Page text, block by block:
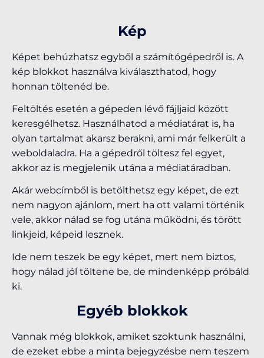
Kép
Képet behúzhatsz egyből a számítógépedről is. A
kép blokkot használva kiválaszthatod, hogy
honnan töltenéd be.
Feltöltés esetén a gépeden lévő fájljaid között
keresgélhetsz. Használhatod a médiatárat is, ha
olyan tartalmat akarsz berakni, ami már felkerült a
weboldaladra. Ha a gépedről töltesz fel egyet,
akkor az is megjelenik utána a médiatáradban.
Akár webcímből is betölthetsz egy képet, de ezt
nem nagyon ajánlom, mert ha ott valami történik
vele, akkor nálad se fog utána működni, és törött
linkjeid, képeid lesznek.
Ide nem teszek be egy képet, mert nem biztos,
hogy nálad jól töltene be, de mindenképp próbáld
ki.
Egyéb blokkok
Vannak még blokkok, amiket szoktunk használni,
de ezeket ebbe a minta bejegyzésbe nem teszem